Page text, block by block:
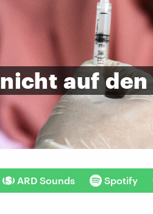
nicht auf den
ARD Sounds Spotify